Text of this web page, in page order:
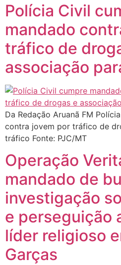
Polícia Civil
mandado
tráfico de
associação
Da Redação Aruanã FM
contra jovem por tráfico de
tráfico Fonte: PJC/MT
Operação
mandado de
investigação
e perseguição
líder religioso
Garças